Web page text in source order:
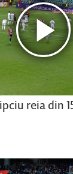
reia din